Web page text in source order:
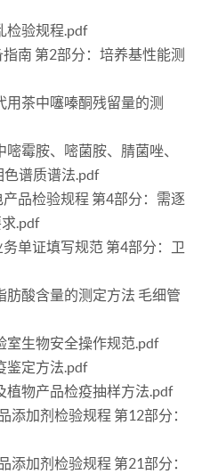
检验规程.pdf
南 第2部分：培养基性能测
用茶中噻嗪酮残留量的测
霉胺、嘧菌胺、腈菌唑、
色谱质谱法.pdf
品检验规程 第4部分：需逐
.pdf
单证填写规范 第4部分：卫
肪酸含量的测定方法 毛细管
室生物安全操作规范.pdf
鉴定方法.pdf
植物产品检疫抽样方法.pdf
添加剂检验规程 第12部分：
添加剂检验规程 第21部分：